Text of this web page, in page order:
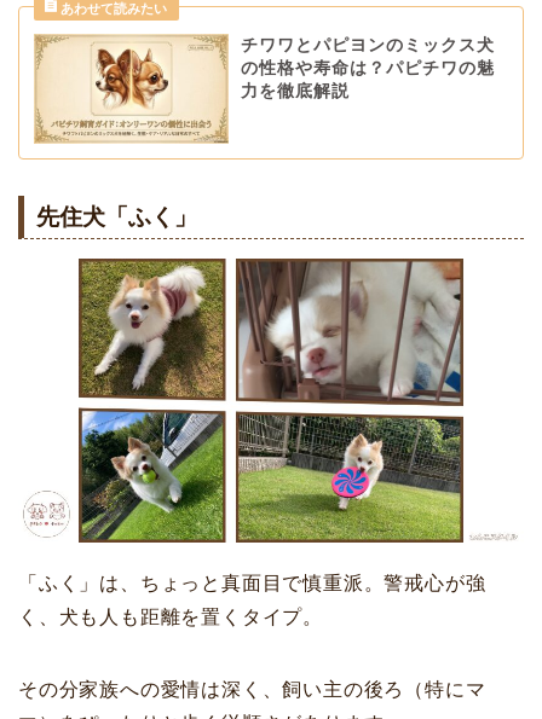
チワワとパピヨンのミックス犬
の性格や寿命は？パピチワの魅
力を徹底解説
先住犬「ふく」
「ふく」は、ちょっと真面目で慎重派。警戒心が強
く、犬も人も距離を置くタイプ。
その分家族への愛情は深く、飼い主の後ろ（特にマ